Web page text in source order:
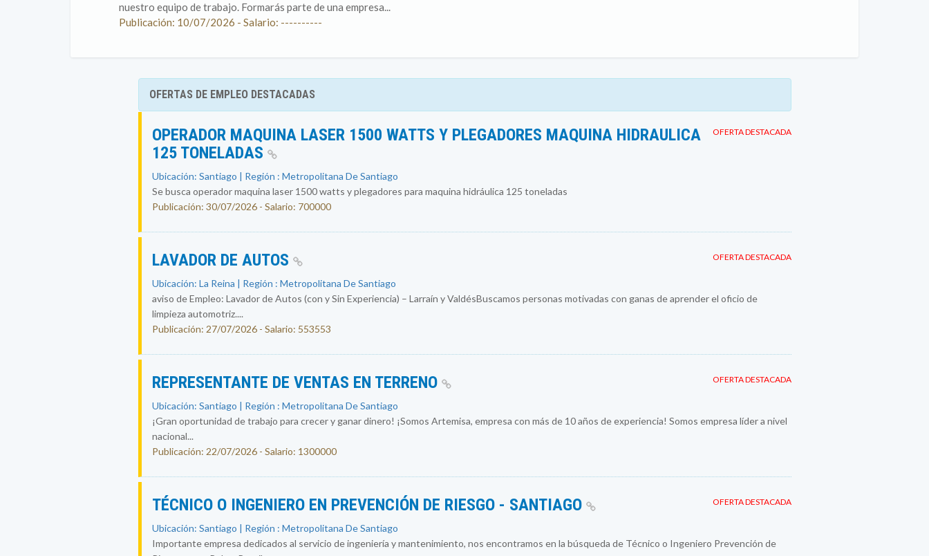
nuestro equipo de trabajo. Formarás parte de una empresa...
Publicación: 10/07/2026 - Salario: ----------
OFERTAS DE EMPLEO DESTACADAS
OFERTA DESTACADA
OPERADOR MAQUINA LASER 1500 WATTS Y PLEGADORES MAQUINA HIDRAULICA
125 TONELADAS
Ubicación: Santiago | Región : Metropolitana De Santiago
Se busca operador maquina laser 1500 watts y plegadores para maquina hidráulica 125 toneladas
Publicación: 30/07/2026 - Salario: 700000
OFERTA DESTACADA
LAVADOR DE AUTOS
Ubicación: La Reina | Región : Metropolitana De Santiago
aviso de Empleo: Lavador de Autos (con y Sin Experiencia) – Larraín y ValdésBuscamos personas motivadas con ganas de aprender el oficio de
limpieza automotriz....
Publicación: 27/07/2026 - Salario: 553553
OFERTA DESTACADA
REPRESENTANTE DE VENTAS EN TERRENO
Ubicación: Santiago | Región : Metropolitana De Santiago
¡Gran oportunidad de trabajo para crecer y ganar dinero! ¡Somos Artemisa, empresa con más de 10 años de experiencia! Somos empresa líder a nivel
nacional...
Publicación: 22/07/2026 - Salario: 1300000
OFERTA DESTACADA
TÉCNICO O INGENIERO EN PREVENCIÓN DE RIESGO - SANTIAGO
Ubicación: Santiago | Región : Metropolitana De Santiago
Importante empresa dedicados al servicio de ingeniería y mantenimiento, nos encontramos en la búsqueda de Técnico o Ingeniero Prevención de